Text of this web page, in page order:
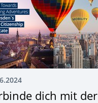
dich mit der